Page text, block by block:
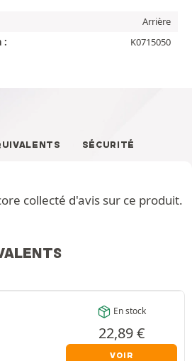
Arrière
:
K0715050
SÉCURITÉ
collecté d'avis sur ce produit.
En stock
22,89€
VOIR